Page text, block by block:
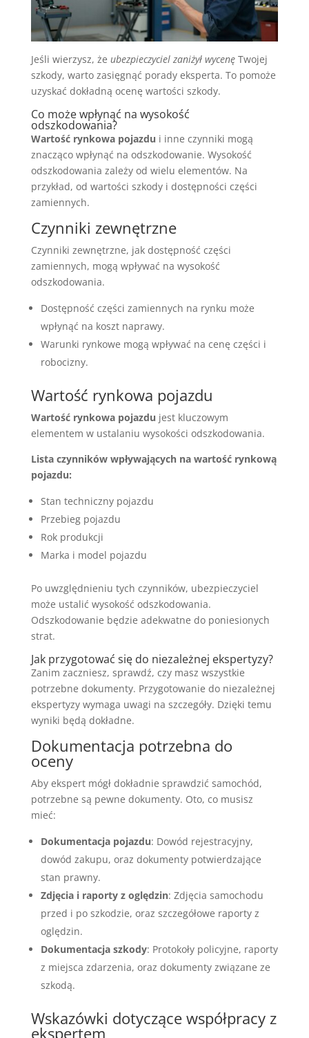
Jeśli wierzysz, że ubezpieczyciel zaniżył wycenęTwojej
szkody, warto zasięgnąć porady eksperta. To pomoże
uzyskać dokładną ocenę wartości szkody.
Co może wpłynąć na wysokość
odszkodowania?
Wartość rynkowa pojazdu i inne czynniki mogą
znacząco wpłynąć na odszkodowanie. Wysokość
odszkodowania zależy od wielu elementów. Na
przykład, od wartości szkody i dostępności części
zamiennych.
Czynniki zewnętrzne
Czynniki zewnętrzne, jak dostępność części
zamiennych, mogą wpływać na wysokość
odszkodowania.
Dostępność części zamiennych na rynku może
wpłynąć na koszt naprawy.
Warunki rynkowe mogą wpływać na cenę części i
robocizny.
Wartość rynkowa pojazdu
Wartość rynkowa pojazdu jest kluczowym
elementem w ustalaniu wysokości odszkodowania.
Lista czynników wpływających na wartość rynkową
pojazdu:
Stan techniczny pojazdu
Przebieg pojazdu
Rok produkcji
Marka i model pojazdu
Po uwzględnieniu tych czynników, ubezpieczyciel
może ustalić wysokość odszkodowania.
Odszkodowanie będzie adekwatne do poniesionych
strat.
Jak przygotować się do niezależnej ekspertyzy?
Zanim zaczniesz, sprawdź, czy masz wszystkie
potrzebne dokumenty. Przygotowanie do niezależnej
ekspertyzy wymaga uwagi na szczegóły. Dzięki temu
wyniki będą dokładne.
Dokumentacja potrzebna do
oceny
Aby ekspert mógł dokładnie sprawdzić samochód,
potrzebne są pewne dokumenty. Oto, co musisz
mieć:
Dokumentacja pojazdu: Dowód rejestracyjny,
dowód zakupu, oraz dokumenty potwierdzające
stan prawny.
Zdjęcia i raporty z oględzin: Zdjęcia samochodu
przed i po szkodzie, oraz szczegółowe raporty z
oględzin.
Dokumentacja szkody: Protokoły policyjne, raporty
z miejsca zdarzenia, oraz dokumenty związane ze
szkodą.
Wskazówki dotyczące współpracy z
ekspertem